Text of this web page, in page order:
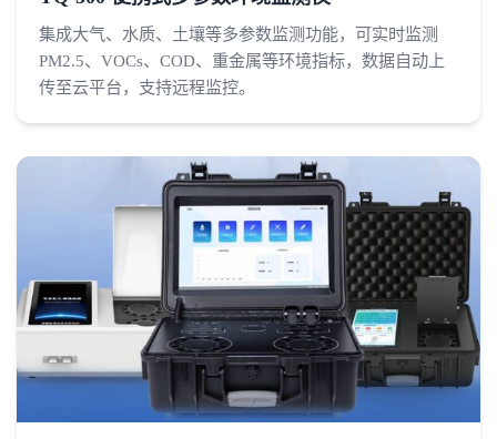
集成大气、水质、土壤等多参数监测功能，可实时监测
PM2.5、VOCs、COD、重金属等环境指标，数据自动上
传至云平台，支持远程监控。